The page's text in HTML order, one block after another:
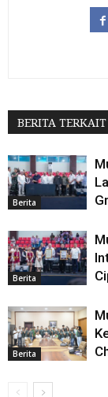
BERITA TERKAIT
Berita
Berita
Berita